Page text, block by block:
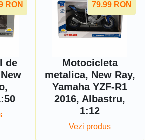
RON
de
79.99 RON
Motocicleta
metalica, New Ray,
Yamaha YZF-R1
2016, Albastru,
1:12
Vezi produs